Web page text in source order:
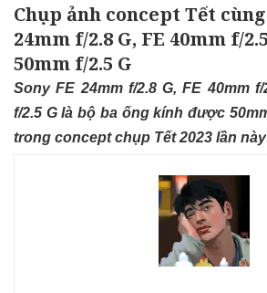
Chụp ảnh concept Tết cùng
24mm f/2.8 G, FE 40mm f/
50mm f/2.5 G
Sony FE 24mm f/2.8 G, FE 40mm
f/2.5 G là bộ ba ống kính được
trong concept chụp Tết 2023 lần